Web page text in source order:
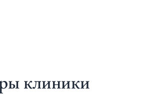
клиники